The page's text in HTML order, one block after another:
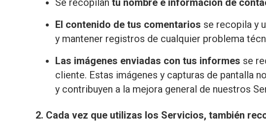
Se recopilan tu nombre e información de
El contenido de tus comentarios se recopila y
y mantener registros de cualquier problema
Las imágenes enviadas con tus informes se
cliente. Estas imágenes y capturas de pantalla
y contribuyen a la mejora general de nuestros
2. Cada vez que utilizas los Servicios, también